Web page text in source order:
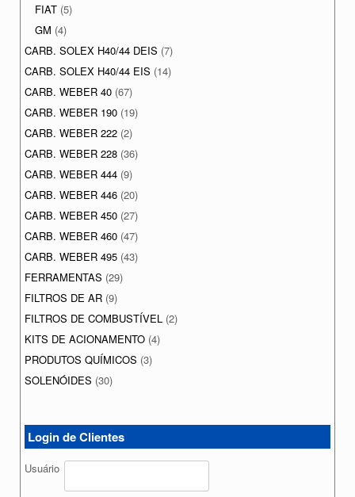
FIAT (5)
GM (4)
CARB. SOLEX H40/44 DEIS (7)
CARB. SOLEX H40/44 EIS (14)
CARB. WEBER 40 (67)
CARB. WEBER 190 (19)
CARB. WEBER 222 (2)
CARB. WEBER 228 (36)
CARB. WEBER 444 (9)
CARB. WEBER 446 (20)
CARB. WEBER 450 (27)
CARB. WEBER 460 (47)
CARB. WEBER 495 (43)
FERRAMENTAS (29)
FILTROS DE AR (9)
FILTROS DE COMBUSTÍVEL (2)
KITS DE ACIONAMENTO (4)
PRODUTOS QUÍMICOS (3)
SOLENÓIDES (30)
Login de Clientes
Usuário